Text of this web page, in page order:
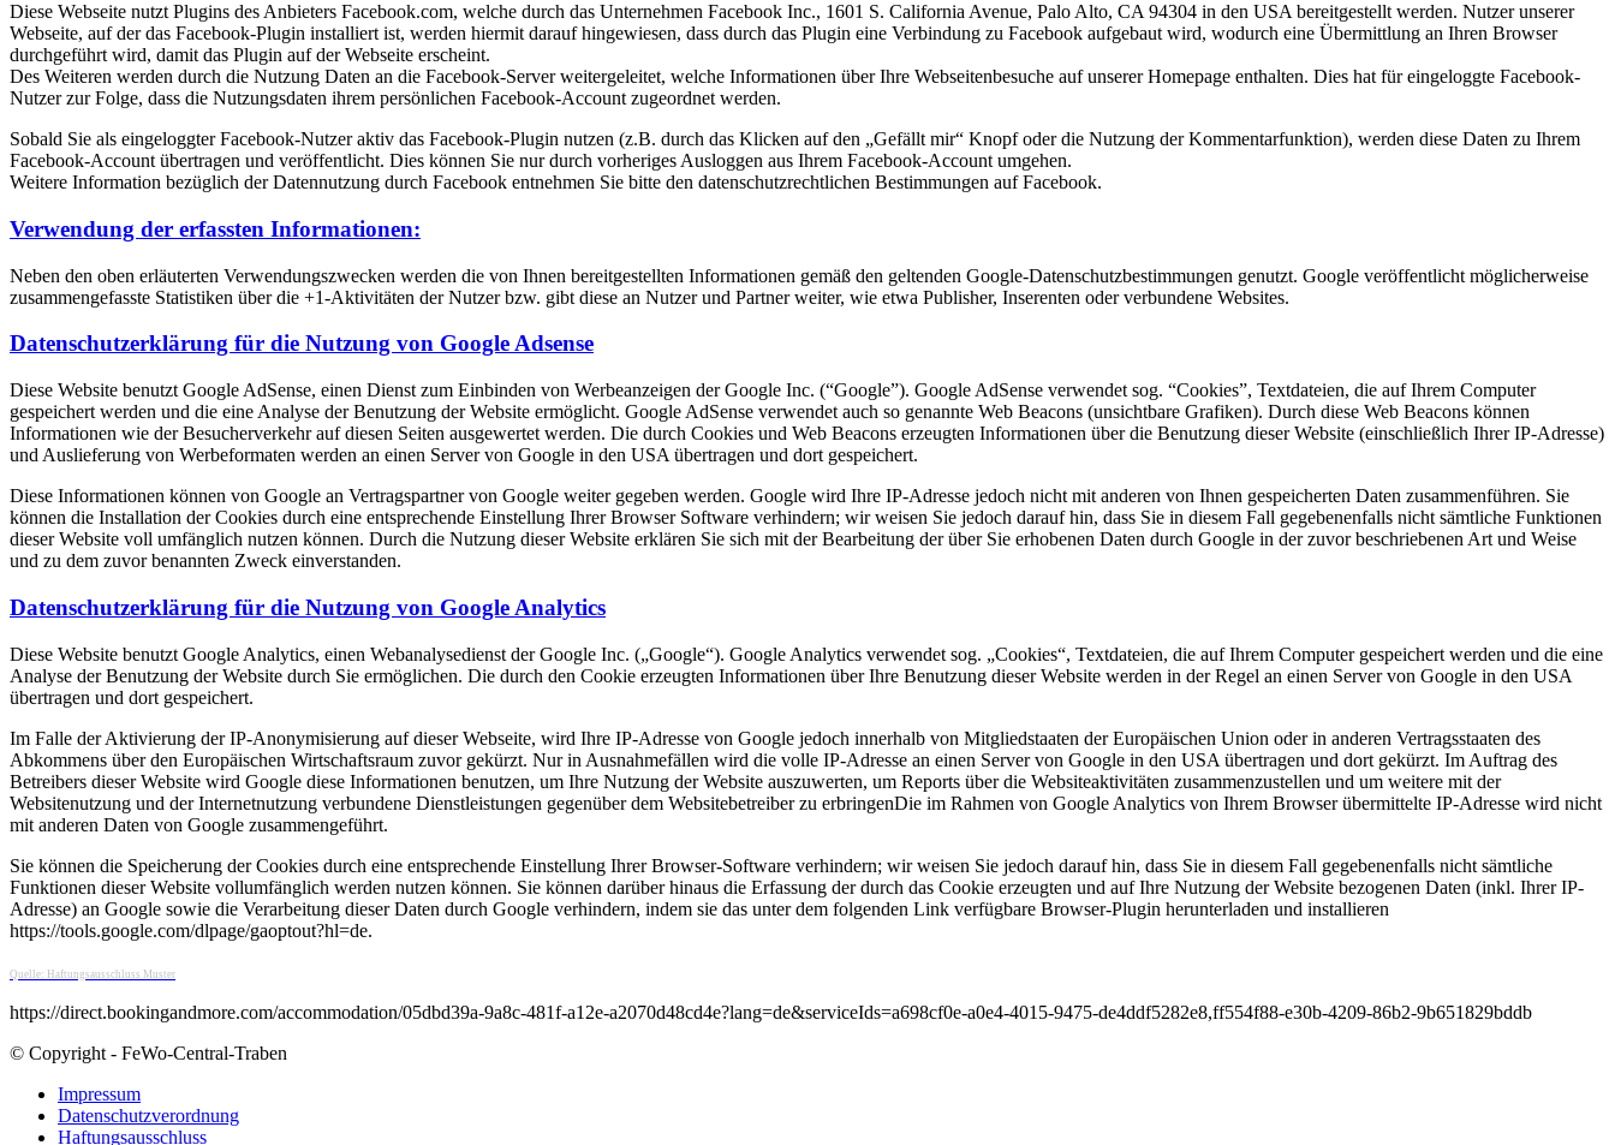
Diese Webseite nutzt Plugins des Anbieters Facebook.com, welche durch das Unternehmen Facebook Inc., 1601 S. California Avenue, Palo Alto, CA 94304 in den USA bereitgestellt werden. Nutzer unserer
Webseite, auf der das Facebook-Plugin installiert ist, werden hiermit darauf hingewiesen, dass durch das Plugin eine Verbindung zu Facebook aufgebaut wird, wodurch eine Übermittlung an Ihren Browser
durchgeführt wird, damit das Plugin auf der Webseite erscheint.
Des Weiteren werden durch die Nutzung Daten an die Facebook-Server weitergeleitet, welche Informationen über Ihre Webseitenbesuche auf unserer Homepage enthalten. Dies hat für eingeloggte Facebook-
Nutzer zur Folge, dass die Nutzungsdaten ihrem persönlichen Facebook-Account zugeordnet werden.
Sobald Sie als eingeloggter Facebook-Nutzer aktiv das Facebook-Plugin nutzen (z.B. durch das Klicken auf den „Gefällt mir“ Knopf oder die Nutzung der Kommentarfunktion), werden diese Daten zu Ihrem
Facebook-Account übertragen und veröffentlicht. Dies können Sie nur durch vorheriges Ausloggen aus Ihrem Facebook-Account umgehen.
Weitere Information bezüglich der Datennutzung durch Facebook entnehmen Sie bitte den datenschutzrechtlichen Bestimmungen auf Facebook.
Verwendung der erfassten Informationen:
Neben den oben erläuterten Verwendungszwecken werden die von Ihnen bereitgestellten Informationen gemäß den geltenden Google-Datenschutzbestimmungen genutzt. Google veröffentlicht möglicherweise
zusammengefasste Statistiken über die +1-Aktivitäten der Nutzer bzw. gibt diese an Nutzer und Partner weiter, wie etwa Publisher, Inserenten oder verbundene Websites.
Datenschutzerklärung für die Nutzung von Google Adsense
Diese Website benutzt Google AdSense, einen Dienst zum Einbinden von Werbeanzeigen der Google Inc. (“Google”). Google AdSense verwendet sog. “Cookies”, Textdateien, die auf Ihrem Computer
gespeichert werden und die eine Analyse der Benutzung der Website ermöglicht. Google AdSense verwendet auch so genannte Web Beacons (unsichtbare Grafiken). Durch diese Web Beacons können
Informationen wie der Besucherverkehr auf diesen Seiten ausgewertet werden. Die durch Cookies und Web Beacons erzeugten Informationen über die Benutzung dieser Website (einschließlich Ihrer IP-Adresse)
und Auslieferung von Werbeformaten werden an einen Server von Google in den USA übertragen und dort gespeichert.
Diese Informationen können von Google an Vertragspartner von Google weiter gegeben werden. Google wird Ihre IP-Adresse jedoch nicht mit anderen von Ihnen gespeicherten Daten zusammenführen. Sie
können die Installation der Cookies durch eine entsprechende Einstellung Ihrer Browser Software verhindern; wir weisen Sie jedoch darauf hin, dass Sie in diesem Fall gegebenenfalls nicht sämtliche Funktionen
dieser Website voll umfänglich nutzen können. Durch die Nutzung dieser Website erklären Sie sich mit der Bearbeitung der über Sie erhobenen Daten durch Google in der zuvor beschriebenen Art und Weise
und zu dem zuvor benannten Zweck einverstanden.
Datenschutzerklärung für die Nutzung von Google Analytics
Diese Website benutzt Google Analytics, einen Webanalysedienst der Google Inc. („Google“). Google Analytics verwendet sog. „Cookies“, Textdateien, die auf Ihrem Computer gespeichert werden und die eine
Analyse der Benutzung der Website durch Sie ermöglichen. Die durch den Cookie erzeugten Informationen über Ihre Benutzung dieser Website werden in der Regel an einen Server von Google in den USA
übertragen und dort gespeichert.
Im Falle der Aktivierung der IP-Anonymisierung auf dieser Webseite, wird Ihre IP-Adresse von Google jedoch innerhalb von Mitgliedstaaten der Europäischen Union oder in anderen Vertragsstaaten des
Abkommens über den Europäischen Wirtschaftsraum zuvor gekürzt. Nur in Ausnahmefällen wird die volle IP-Adresse an einen Server von Google in den USA übertragen und dort gekürzt. Im Auftrag des
Betreibers dieser Website wird Google diese Informationen benutzen, um Ihre Nutzung der Website auszuwerten, um Reports über die Websiteaktivitäten zusammenzustellen und um weitere mit der
Websitenutzung und der Internetnutzung verbundene Dienstleistungen gegenüber dem Websitebetreiber zu erbringenDie im Rahmen von Google Analytics von Ihrem Browser übermittelte IP-Adresse wird nicht
mit anderen Daten von Google zusammengeführt.
Sie können die Speicherung der Cookies durch eine entsprechende Einstellung Ihrer Browser-Software verhindern; wir weisen Sie jedoch darauf hin, dass Sie in diesem Fall gegebenenfalls nicht sämtliche
Funktionen dieser Website vollumfänglich werden nutzen können. Sie können darüber hinaus die Erfassung der durch das Cookie erzeugten und auf Ihre Nutzung der Website bezogenen Daten (inkl. Ihrer IP-
Adresse) an Google sowie die Verarbeitung dieser Daten durch Google verhindern, indem sie das unter dem folgenden Link verfügbare Browser-Plugin herunterladen und installieren
https://tools.google.com/dlpage/gaoptout?hl=de.
Quelle: Haftungsausschluss Muster
https://direct.bookingandmore.com/accommodation/05dbd39a-9a8c-481f-a12e-a2070d48cd4e?lang=de&serviceIds=a698cf0e-a0e4-4015-9475-de4ddf5282e8,ff554f88-e30b-4209-86b2-9b651829bddb
© Copyright - FeWo-Central-Traben
Impressum
Datenschutzverordnung
Haftungsausschluss